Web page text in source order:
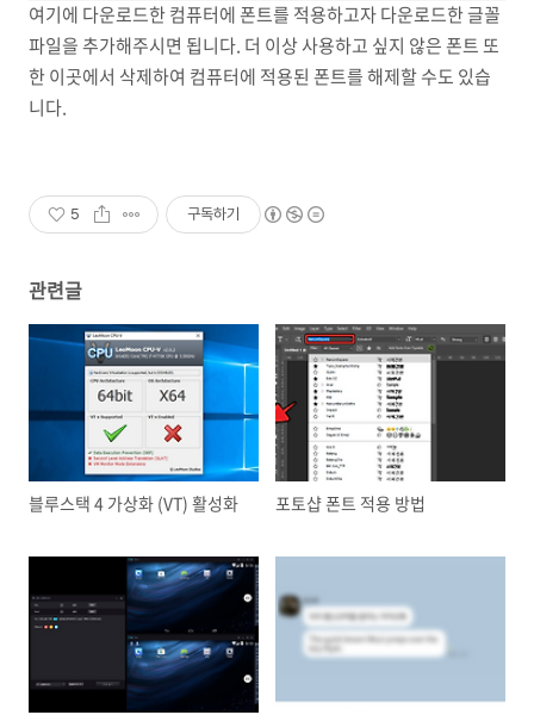
여기에 다운로드한 컴퓨터에 폰트를 적용하고자 다운로드한 글꼴
파일을 추가해주시면 됩니다. 더 이상 사용하고 싶지 않은 폰트 또
한 이곳에서 삭제하여 컴퓨터에 적용된 폰트를 해제할 수도 있습
니다.
5 구독하기
관련글
블루스택 4 가상화 (VT) 활성화 포토샵 폰트 적용 방법